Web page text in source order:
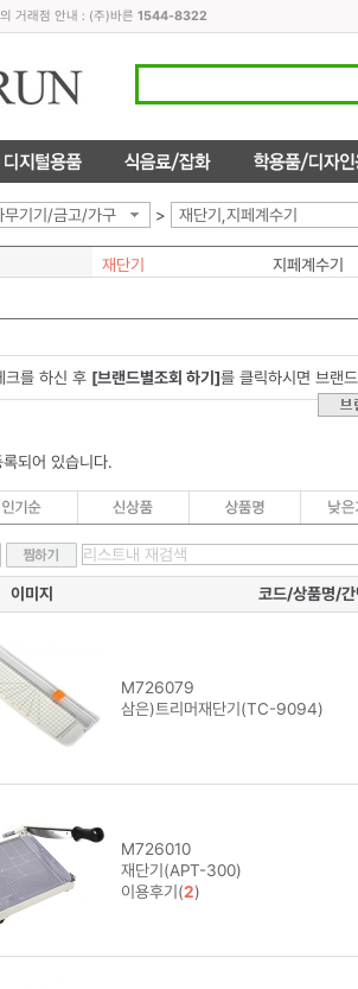
거래점 안내 : (주)바른 1544-8322
무기기/금고/가구 > 재단기,지페계수기
재단기 지페계수기
크를 하신 후 [브랜드별조회 하기]를 클릭하시면 브랜
되어 있습니다.
이미지 코드/상품명/간
M726079
삼은)트리머재단기(TC-9094)
M726010
재단기(APT-300)
이용후기(2)